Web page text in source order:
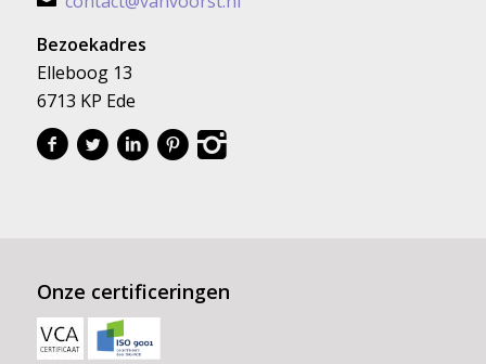
Bezoekadres
Elleboog 13
6713 KP Ede
Onze certificeringen